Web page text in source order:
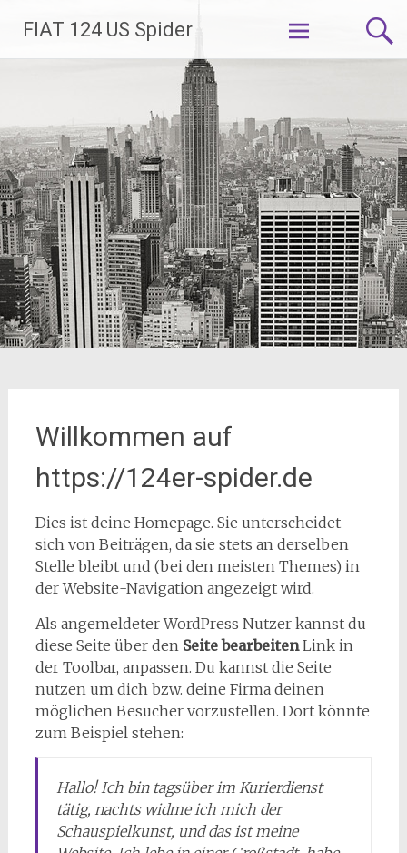
Inhalt
springen
FIAT 124 US Spider
Willkommen auf
https://124er-spider.de
Dies ist deine Homepage. Sie unterscheidet
sich von Beiträgen, da sie stets an derselben
Stelle bleibt und (bei den meisten Themes) in
der Website-Navigation angezeigt wird.
Als angemeldeter WordPress Nutzer kannst du
diese Seite über den Seite bearbeitenLink in
der Toolbar, anpassen. Du kannst die Seite
nutzen um dich bzw. deine Firma deinen
möglichen Besucher vorzustellen. Dort könnte
zum Beispiel stehen:
Hallo! Ich bin tagsüber im Kurierdienst
tätig, nachts widme ich mich der
Schauspielkunst, und das ist meine